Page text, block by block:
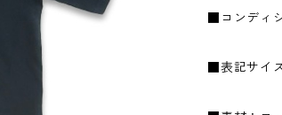
■コンディ
■表記サイ